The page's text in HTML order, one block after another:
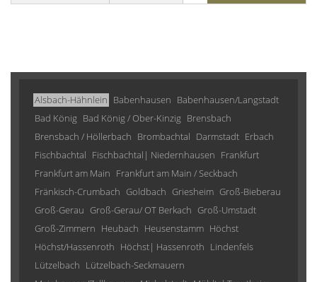
Alsbach-Hähnlein Babenhausen Babenhausen/Langstadt
Bad König Bad König / Ober-Kinzig Brensbach
Brensbach / Höllerbach Brombachtal Darmstadt Erbach
Fischbachtal Fischbachtal| Niedernhausen Frankfurt
Frankfurt am Main Frankfurt am Main / Seckbach
Fränkisch-Crumbach Goldbach Griesheim Groß-Bieberau
Groß-Gerau Groß-Gerau/ OT Berkach Groß-Umstadt
Groß-Zimmern Heubach Heusenstamm Höchst
Höchst/Hassenroth Höchst| Hassenroth Lindenfels
Lützelbach Lützelbach-Seckmauern